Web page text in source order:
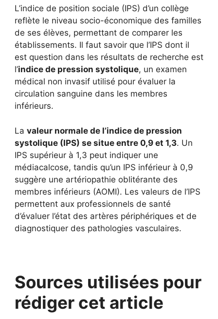
L’indice de position sociale (IPS) d’un collège
reflète le niveau socio-économique des familles
de ses élèves, permettant de comparer les
établissements. Il faut savoir que l’IPS dont il
est question dans les résultats de recherche est
l’indice de pression systolique, un examen
médical non invasif utilisé pour évaluer la
circulation sanguine dans les membres
inférieurs.
La valeur normale de l’indice de pression
systolique (IPS) se situe entre 0,9 et 1,3. Un
IPS supérieur à 1,3 peut indiquer une
médiacalcose, tandis qu’un IPS inférieur à 0,9
suggère une artériopathie oblitérante des
membres inférieurs (AOMI). Les valeurs de l’IPS
permettent aux professionnels de santé
d’évaluer l’état des artères périphériques et de
diagnostiquer des pathologies vasculaires.
Sources utilisées pour
rédiger cet article